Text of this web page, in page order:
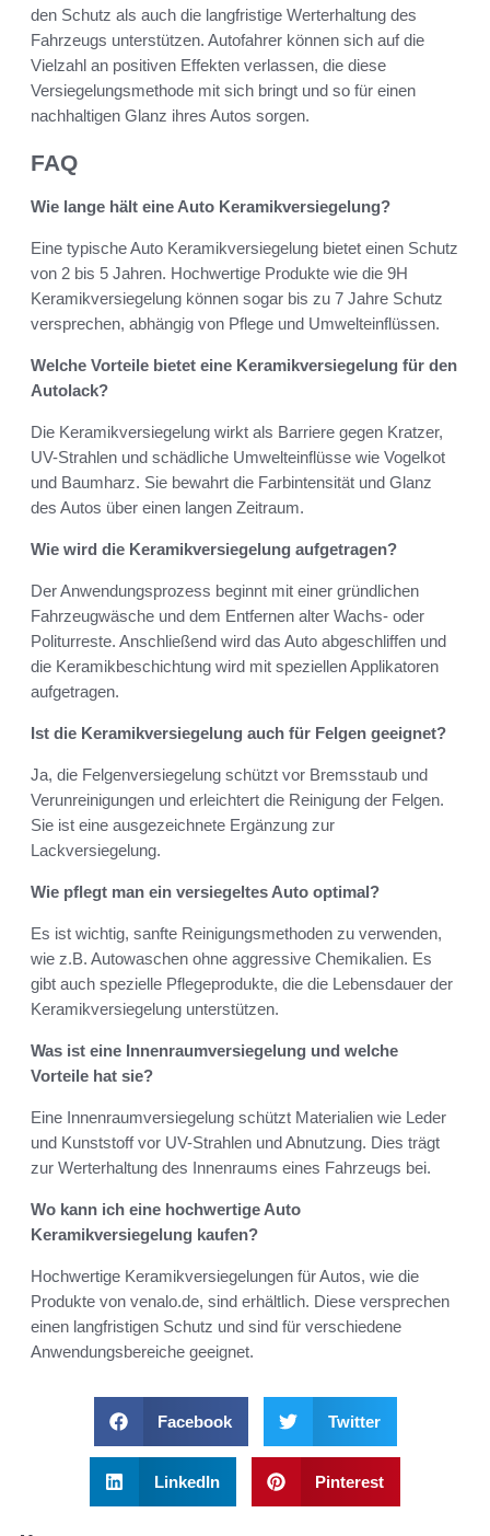
den Schutz als auch die langfristige Werterhaltung des
Fahrzeugs unterstützen. Autofahrer können sich auf die
Vielzahl an positiven Effekten verlassen, die diese
Versiegelungsmethode mit sich bringt und so für einen
nachhaltigen Glanz ihres Autos sorgen.
FAQ
Wie lange hält eine Auto Keramikversiegelung?
Eine typische Auto Keramikversiegelung bietet einen Schutz
von 2 bis 5 Jahren. Hochwertige Produkte wie die 9H
Keramikversiegelung können sogar bis zu 7 Jahre Schutz
versprechen, abhängig von Pflege und Umwelteinflüssen.
Welche Vorteile bietet eine Keramikversiegelung für den
Autolack?
Die Keramikversiegelung wirkt als Barriere gegen Kratzer,
UV-Strahlen und schädliche Umwelteinflüsse wie Vogelkot
und Baumharz. Sie bewahrt die Farbintensität und Glanz
des Autos über einen langen Zeitraum.
Wie wird die Keramikversiegelung aufgetragen?
Der Anwendungsprozess beginnt mit einer gründlichen
Fahrzeugwäsche und dem Entfernen alter Wachs- oder
Politurreste. Anschließend wird das Auto abgeschliffen und
die Keramikbeschichtung wird mit speziellen Applikatoren
aufgetragen.
Ist die Keramikversiegelung auch für Felgen geeignet?
Ja, die Felgenversiegelung schützt vor Bremsstaub und
Verunreinigungen und erleichtert die Reinigung der Felgen.
Sie ist eine ausgezeichnete Ergänzung zur
Lackversiegelung.
Wie pflegt man ein versiegeltes Auto optimal?
Es ist wichtig, sanfte Reinigungsmethoden zu verwenden,
wie z.B. Autowaschen ohne aggressive Chemikalien. Es
gibt auch spezielle Pflegeprodukte, die die Lebensdauer der
Keramikversiegelung unterstützen.
Was ist eine Innenraumversiegelung und welche
Vorteile hat sie?
Eine Innenraumversiegelung schützt Materialien wie Leder
und Kunststoff vor UV-Strahlen und Abnutzung. Dies trägt
zur Werterhaltung des Innenraums eines Fahrzeugs bei.
Wo kann ich eine hochwertige Auto
Keramikversiegelung kaufen?
Hochwertige Keramikversiegelungen für Autos, wie die
Produkte von venalo.de, sind erhältlich. Diese versprechen
einen langfristigen Schutz und sind für verschiedene
Anwendungsbereiche geeignet.
Facebook Twitter
LinkedIn Pinterest